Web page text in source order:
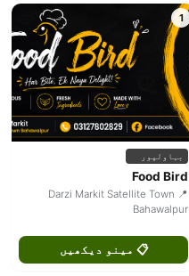
1
بہاولپور
Food Bird
📍 Darzi Markit Satellite Town
Bahawalpur
📋 مینو دیکھیں